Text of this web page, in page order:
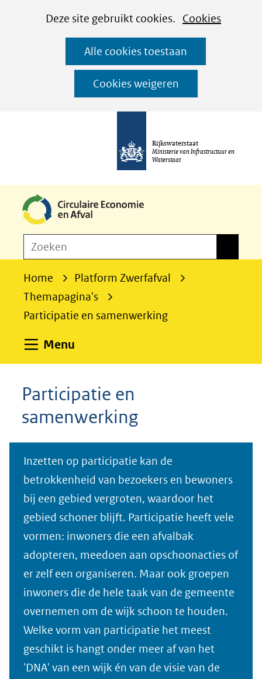
CookiesDeze site gebruikt cookies. Cookies
worden
toegestaan
geweigerd.
Alle cookies toestaan
Cookies weigeren
Ga
naar
de
inhoud
Rijkswaterstaat
Ministerie van Infrastructuur en
Waterstaat
o
Zoeken
Home
Platform Zwerfafval
Themapagina's
Participatie en samenwerking
Menu
Participatie en
samenwerking
Inzetten op participatie kan de
betrokkenheid van bezoekers en bewoners
bij een gebied vergroten, waardoor het
gebied schoner blijft. Participatie heeft vele
vormen: inwoners die een afvalbak
adopteren, meedoen aan opschoonacties of
er zelf een organiseren. Maar ook groepen
inwoners die de hele taak van de gemeente
overnemen om de wijk schoon te houden.
Welke vorm van participatie het meest
geschikt is hangt onder meer af van het
'DNA' van een wijk én van de visie van de